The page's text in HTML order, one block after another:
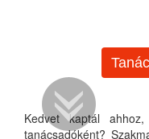
Kedvet kaptál
tanácsadóként?